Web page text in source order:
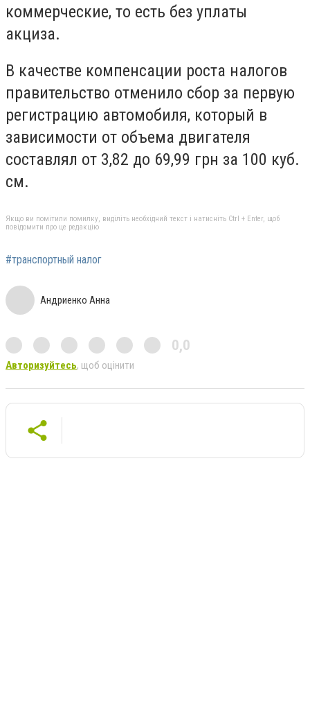
коммерческие, то есть без уплаты
акциза.
В качестве компенсации роста налогов
правительство отменило сбор за первую
регистрацию автомобиля, который в
зависимости от объема двигателя
составлял от 3,82 до 69,99 грн за 100 куб.
см.
Якщо ви помітили помилку, виділіть необхідний текст і натисніть Ctrl + Enter, щоб
повідомити про це редакцію
#транспортный налог
Андриенко Анна
0,0
Авторизуйтесь, щоб оцінити